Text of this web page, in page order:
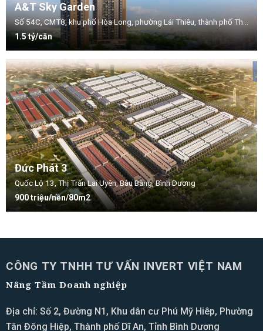
A&T Sky Garden
1.5 tỷ/căn
Đức Phát 3
Quốc Lộ 13, Thị Trấn Lai Uyên, Bàu Bàng, Bình Dương
900 triệu/nền/80m2
CÔNG TY TNHH TƯ VẤN INVERT VIỆT NAM
Nâng Tầm Doanh nghiệp
Địa chỉ: Số 2, Đường N1, Khu dân cư Phú Mỹ Hiêp, Phường
Tân Đông Hiệp, Thành phố Dĩ An, Tỉnh Bình Dương